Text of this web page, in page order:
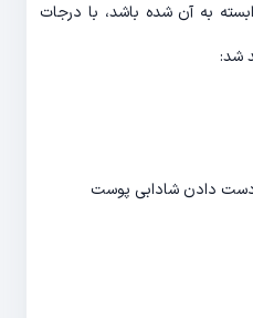
به آن شده باشد، با درجات
شد:
دادن شادابی پوست